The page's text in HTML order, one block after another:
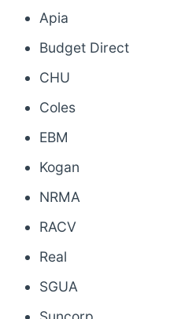
Apia
Budget Direct
CHU
Coles
EBM
Kogan
NRMA
RACV
Real
SGUA